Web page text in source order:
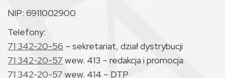
NIP: 6911002900
Telefony:
71 342-20-56 – sekretariat, dział dystrybucji
71 342-20-57 wew. 413 – redakcja i promocja
71 342-20-57 wew. 414 – DTP